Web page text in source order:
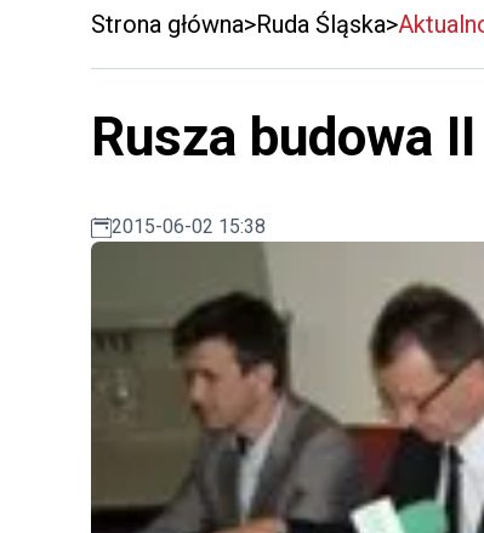
Strona główna Ruda Śląska
Rusza budowa
2015-06-02 15:38